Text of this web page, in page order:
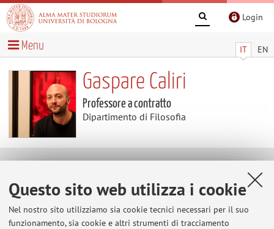
Questo sito web utilizza i cookie
Nel nostro sito utilizziamo sia cookie tecnici necessari per il suo
funzionamento, sia cookie e altri strumenti di tracciamento
Login
IT EN
Menu
Gaspare Caliri
Professore a contratto
Dipartimento di Filosofia
Parole chiave: etnosemiotica economia
comportamentale
prospettivismo